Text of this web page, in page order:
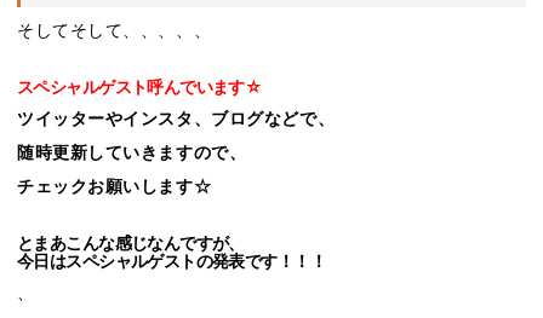
そしてそして、、、、、
スペシャルゲスト呼んでいます☆
ツイッターやインスタ、ブログなどで、
随時更新していきますので、
チェックお願いします☆
とまあこんな感じなんですが、
今日はスペシャルゲストの発表です！！！